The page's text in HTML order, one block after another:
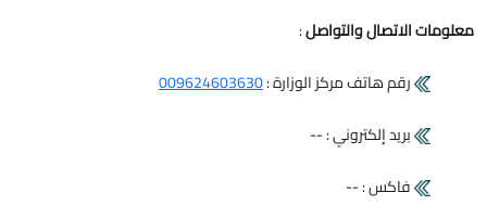
معلومات الاتصال والتواصل:
رقم هاتف مركز الوزارة :009624603630
بريد إلكتروني : --
فاكس : --